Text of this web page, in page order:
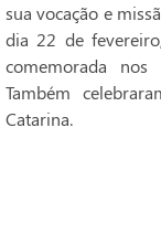
sua vocação e
dia 22 de
comemorada
Também
Catarina.